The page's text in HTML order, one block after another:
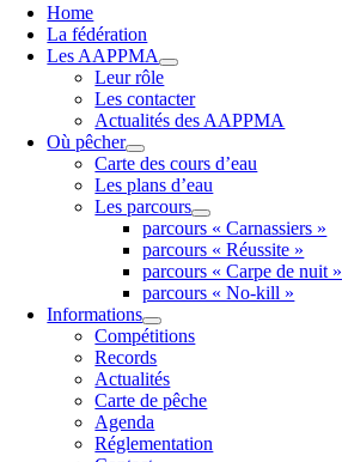
Home
La fédération
Les AAPPMA
Leur rôle
Les contacter
Actualités des AAPPMA
Où pêcher
Carte des cours d’eau
Les plans d’eau
Les parcours
parcours « Carnassiers »
parcours « Réussite »
parcours « Carpe de nuit »
parcours « No-kill »
Informations
Compétitions
Records
Actualités
Carte de pêche
Agenda
Réglementation